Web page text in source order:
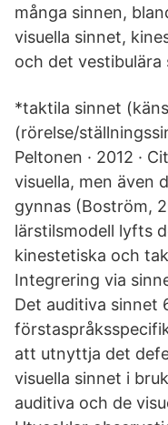
många sinnen,
visuella sinnet,
och det vestibulära
*taktila sinnet
(rörelse/
Peltonen · 2012 ·
visuella, men även
gynnas (Boström,
lärstilsmodell lyfts
kinestetiska och
Integrering via
Det auditiva sinnet
att utnyttja det
visuella sinnet i
auditiva och de